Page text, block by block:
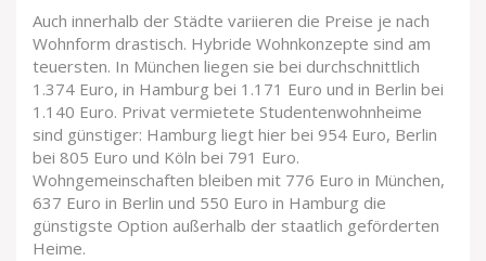
Auch innerhalb der Städte variieren die Preise je nach
Wohnform drastisch. Hybride Wohnkonzepte sind am
teuersten. In München liegen sie bei durchschnittlich
1.374 Euro, in Hamburg bei 1.171 Euro und in Berlin bei
1.140 Euro. Privat vermietete Studentenwohnheime
sind günstiger: Hamburg liegt hier bei 954 Euro, Berlin
bei 805 Euro und Köln bei 791 Euro.
Wohngemeinschaften bleiben mit 776 Euro in München,
637 Euro in Berlin und 550 Euro in Hamburg die
günstigste Option außerhalb der staatlich geförderten
Heime.